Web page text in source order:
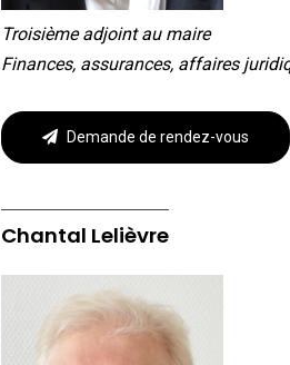
Troisième adjoint au maire
Finances, assurances, affaires
Demande de rendez-vous
Chantal Lelièvre